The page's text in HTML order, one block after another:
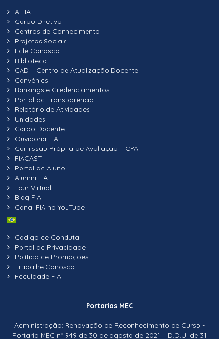
A FIA
Corpo Diretivo
Centros de Conhecimento
Projetos Sociais
Fale Conosco
Biblioteca
CAD – Centro de Atualização Docente
Convênios
Rankings e Credenciamentos
Portal da Transparência
Relatório de Atividades
Unidades
Corpo Docente
Ouvidoria FIA
Comissão Própria de Avaliação – CPA
FIACAST
Portal do Aluno
Alumni FIA
Tour Virtual
Blog FIA
Canal FIA no YouTube
Código de Conduta
Portal da Privacidade
Política de Promoções
Trabalhe Conosco
Faculdade FIA
Portarias MEC
Administração: Renovação de Reconhecimento de Curso -
Portaria MEC nº 949 de 30 de agosto de 2021 – D.O.U. de 31